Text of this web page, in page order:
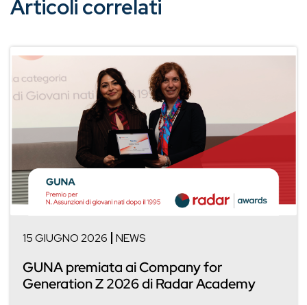
Articoli correlati
15 GIUGNO 2026 NEWS
GUNA premiata ai Company for
Generation Z 2026 di Radar Academy